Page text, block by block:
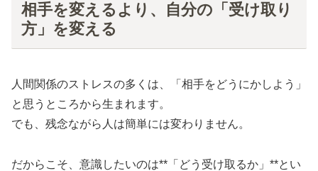
相手を変えるより、自分の「受け取り
方」を変える
人間関係のストレスの多くは、「相手をどうにかしよう」
と思うところから生まれます。
でも、残念ながら人は簡単には変わりません。
だからこそ、意識したいのは**「どう受け取るか」**とい